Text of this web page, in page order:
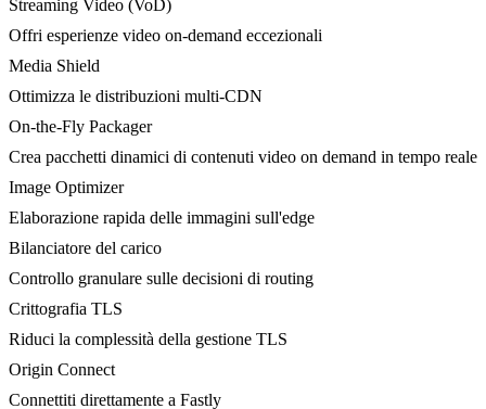
Streaming Video (VoD)
Offri esperienze video on-demand eccezionali
Media Shield
Ottimizza le distribuzioni multi-CDN
On-the-Fly Packager
Crea pacchetti dinamici di contenuti video on demand in tempo reale
Image Optimizer
Elaborazione rapida delle immagini sull'edge
Bilanciatore del carico
Controllo granulare sulle decisioni di routing
Crittografia TLS
Riduci la complessità della gestione TLS
Origin Connect
Connettiti direttamente a Fastly